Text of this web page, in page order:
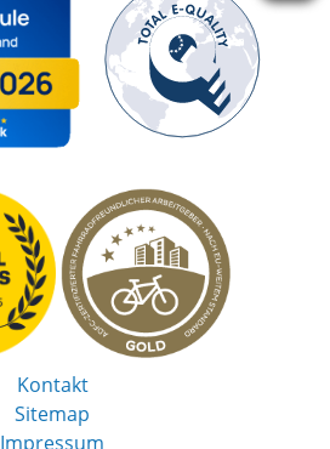
Kontakt
Sitemap
Impressum